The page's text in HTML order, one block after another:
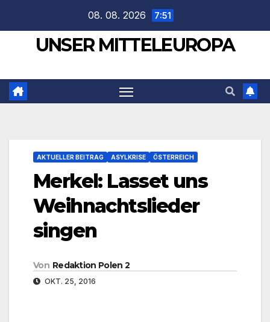
springen
08. 08. 2026 7:51
UNSER MITTELEUROPA
AKTUELLER BEITRAG ASYLKRISE ÖSTERREICH
Merkel: Lasset uns
Weihnachtslieder
singen
Von Redaktion Polen 2
OKT. 25, 2016